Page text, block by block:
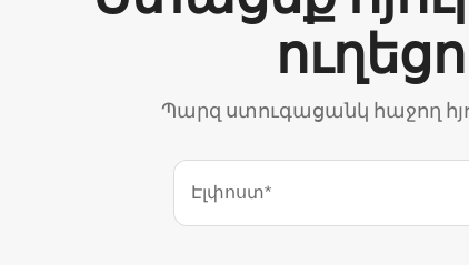
Պարզ ստուգացանկ հաջող
Էլփոստ*